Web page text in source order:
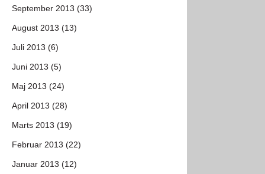
September 2013 (33)
August 2013 (13)
Juli 2013 (6)
Juni 2013 (5)
Maj 2013 (24)
April 2013 (28)
Marts 2013 (19)
Februar 2013 (22)
Januar 2013 (12)